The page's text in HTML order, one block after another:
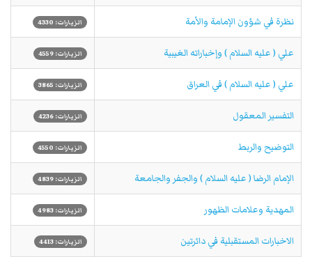
نظرة في شؤون الإمامة والأمة الزيارات: 4330
علي ( عليه السلام ) وإخباراته الغيبية الزيارات: 4559
علي ( عليه السلام ) في العراق الزيارات: 3865
التفسير المعقول الزيارات: 4236
التوضيح والربط الزيارات: 4550
الإمام الرضا ( عليه السلام ) والجفر والجامعة الزيارات: 4839
المهدية وعلامات الظهور الزيارات: 4983
الاخبارات المستقبلية في دائرتين الزيارات: 4413